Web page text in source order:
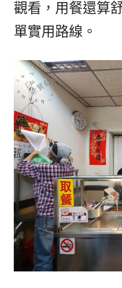
觀看，用餐還算
單實用路線。